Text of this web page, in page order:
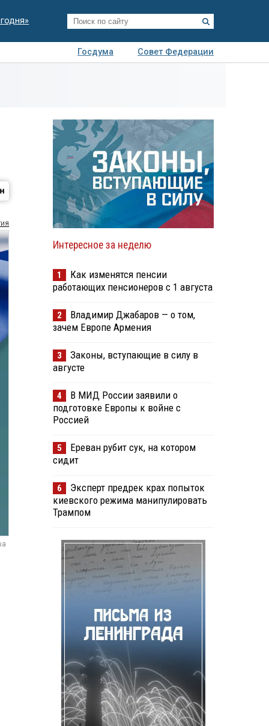
Госдума
Совет Федерации
Интересное за неделю
1
Как изменятся пенсии
работающих пенсионеров с 1 августа
2
Владимир Джабаров — о том,
зачем Европе Армения
3
Законы, вступающие в силу в
августе
4
В МИД России заявили о
подготовке Европы к войне с
Россией
5
Ереван рубит сук, на котором
сидит
6
Эксперт предрек крах попыток
киевского режима манипулировать
Трампом